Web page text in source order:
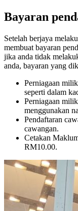
Bayaran
Setelah berjaya
membuat bayaran
jika anda tidak
anda, bayaran yang
Perniagaan
seperti dalam
Perniagaan
menggunakan
Pendaftaran
cawangan.
Cetakan
RM10.00.